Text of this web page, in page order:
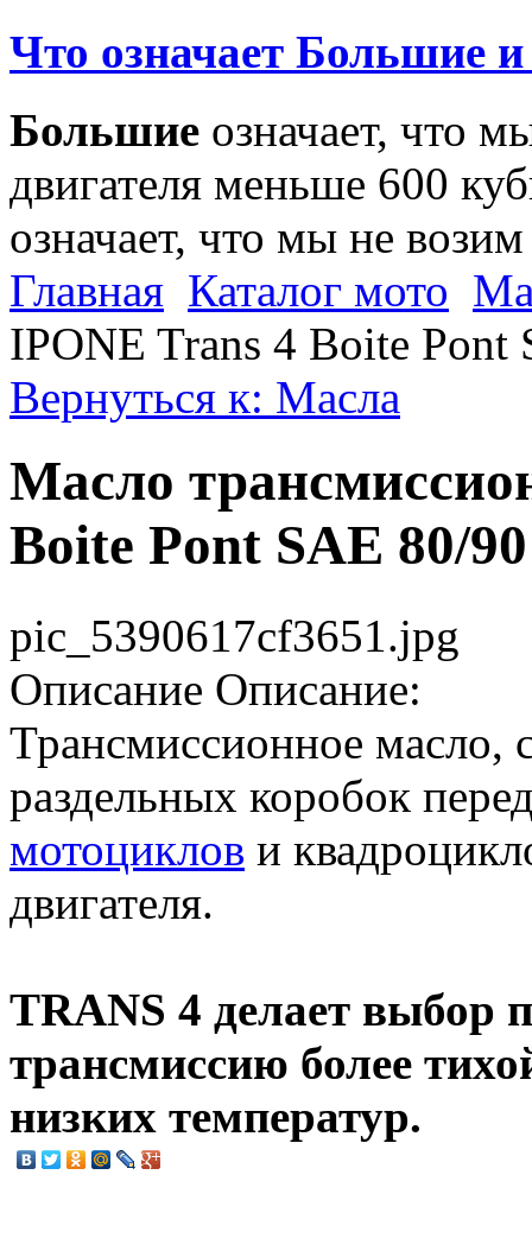
Что означает Большие
Большие означает, что
двигателя меньше 600
означает, что мы не
Главная Каталог мото
IPONE Trans 4 Boite Pont
Вернуться к: Масла
Масло
Boite Pont SAE 80/
pic_5390617cf3651.jpg
Описание Описание:
Трансмиссионное масло,
раздельных коробок
мотоциклов и
двигателя.
TRANS 4 делает выбор
трансмиссию более
низких температур.